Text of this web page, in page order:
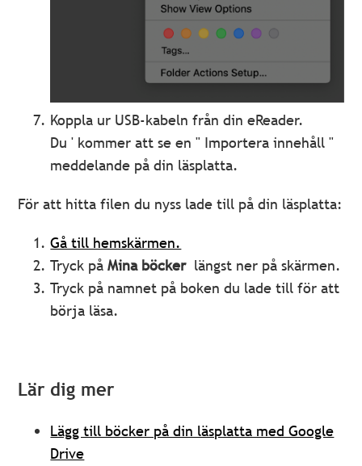
Koppla ur USB-kabeln från din eReader.
Du ' kommer att se en " Importera innehåll "
meddelande på din läsplatta.
För att hitta filen du nyss lade till på din läsplatta:
Gå till hemskärmen.
Tryck påMina böcker längst ner på skärmen.
Tryck på namnet på boken du lade till för att
börja läsa.
Lär dig mer
Lägg till böcker på din läsplatta med Google
Drive